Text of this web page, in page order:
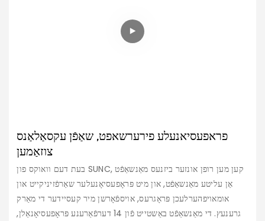
פראפעסיאנעלע פירערשאפט, שאַפֿן עקסאַלאַנס
צוזאַמען
בעת דעם וואוקס פון SUNC, קען מען רופן אונזער ביזנעס מאַנשאַפֿט
אַן עליטע מאַנשאַפֿט, און מיט פּראָפעסיאָנעלער שאַרפֿזיניקייט און
אומאויפהערלעכן פּראָגרעס, אויספֿאָרשן מיר קעסיידער די מאַרק
גרענעץ. די מאַנשאַפֿט באַשטייט פֿון 14 דערפֿאַרענע פּראָפעסיאָנאַלן,